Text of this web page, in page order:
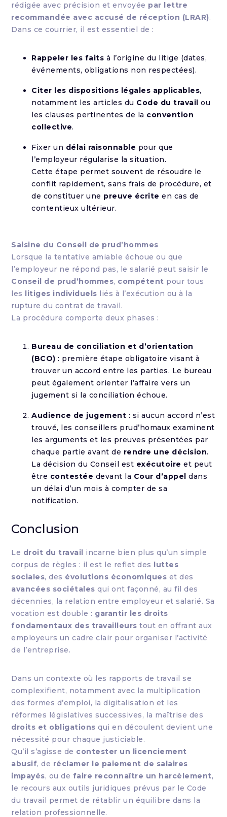
rédigée avec précision et envoyée par lettre
recommandée avec accusé de réception (LRAR).
Dans ce courrier, il est essentiel de :
Rappeler les faits à l’origine du litige (dates,
événements, obligations non respectées).
Citer les dispositions légales applicables,
notamment les articles du Code du travail ou
les clauses pertinentes de la convention
collective.
Fixer un délai raisonnable pour que
l’employeur régularise la situation.
Cette étape permet souvent de résoudre le
conflit rapidement, sans frais de procédure, et
de constituer une preuve écrite en cas de
contentieux ultérieur.
Saisine du Conseil de prud’hommes
Lorsque la tentative amiable échoue ou que
l’employeur ne répond pas, le salarié peut saisir le
Conseil de prud’hommes, compétent pour tous
les litiges individuels liés à l’exécution ou à la
rupture du contrat de travail.
La procédure comporte deux phases :
Bureau de conciliation et d’orientation
(BCO) : première étape obligatoire visant à
trouver un accord entre les parties. Le bureau
peut également orienter l’affaire vers un
jugement si la conciliation échoue.
Audience de jugement : si aucun accord n’est
trouvé, les conseillers prud’homaux examinent
les arguments et les preuves présentées par
chaque partie avant de rendre une décision.
La décision du Conseil est exécutoire et peut
être contestée devant la Cour d’appel dans
un délai d’un mois à compter de sa
notification.
Conclusion
Le droit du travail incarne bien plus qu’un simple
corpus de règles : il est le reflet des luttes
sociales, des évolutions économiques et des
avancées sociétales qui ont façonné, au fil des
décennies, la relation entre employeur et salarié. Sa
vocation est double : garantir les droits
fondamentaux des travailleurs tout en offrant aux
employeurs un cadre clair pour organiser l’activité
de l’entreprise.
Dans un contexte où les rapports de travail se
complexifient, notamment avec la multiplication
des formes d’emploi, la digitalisation et les
réformes législatives successives, la maîtrise des
droits et obligations qui en découlent devient une
nécessité pour chaque justiciable.
Qu’il s’agisse de contester un licenciement
abusif, de réclamer le paiement de salaires
impayés, ou de faire reconnaître un harcèlement,
le recours aux outils juridiques prévus par le Code
du travail permet de rétablir un équilibre dans la
relation professionnelle.